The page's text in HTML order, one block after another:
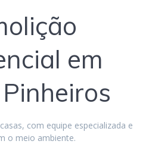
em
com equipe especializada e
o meio ambiente.